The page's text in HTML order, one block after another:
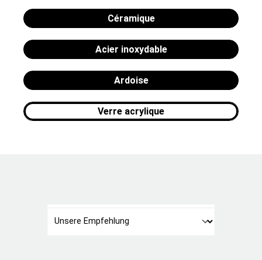
Céramique
Acier inoxydable
Ardoise
Verre acrylique